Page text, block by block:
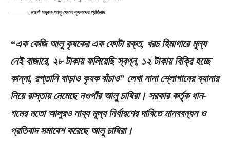
নওগাঁ সড়কে আলু ফেলে কৃষকদের প্রতিবাদ
“এক কেজি আলু কৃষকের এক ফোটা রক্ত, খরচ হিমাগারে মূল্য
নেই বাজারে, ২৮ টাকায় ফলিয়েছি স্বপ্ন, ১২ টাকায় বিক্রি হচ্ছে
কান্না, রপ্তানি বাড়াও কৃষক বাঁচাও” লেখা নানা শ্লোগানের ব্যানার
নিয়ে রাস্তায় নেমেছে নওগাঁর আলু চাষিরা। সরকার কর্তৃক ধান-
গমের মতো আলুরও নায্য মূল্য নির্ধারণের দাবিতে মানববন্ধন ও
প্রতিবাদ সমাবেশ করেছে আলু চাষিরা।